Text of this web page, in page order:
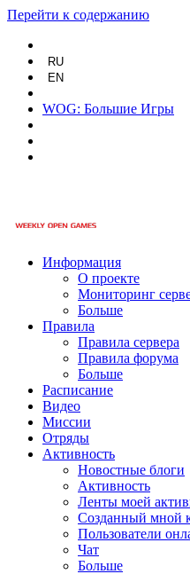
Перейти к содержанию
RU
EN
WOG: Большие Игры
Информация
О проекте
Мониторинг
Больше
Правила
Правила сервера
Правила форума
Больше
Расписание
Видео
Миссии
Отряды
Активность
Новостные блоги
Активность
Ленты моей
Созданный мной
Пользователи
Чат
Больше